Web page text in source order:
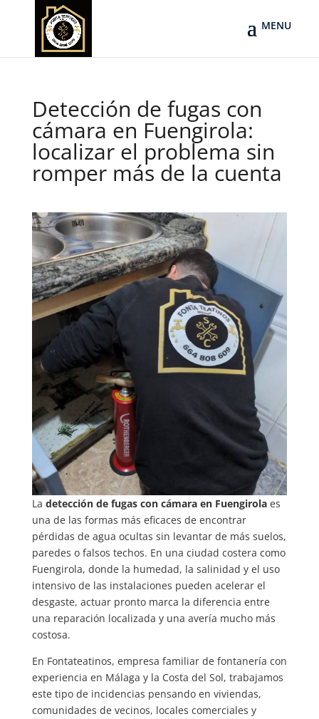
Detección de fugas con
cámara en Fuengirola:
localizar el problema sin
romper más de la cuenta
La detección de fugas con cámara en Fuengirolaes
una de las formas más eficaces de encontrar
pérdidas de agua ocultas sin levantar de más suelos,
paredes o falsos techos. En una ciudad costera como
Fuengirola, donde la humedad, la salinidad y el uso
intensivo de las instalaciones pueden acelerar el
desgaste, actuar pronto marca la diferencia entre
una reparación localizada y una avería mucho más
costosa.
En Fontateatinos, empresa familiar de fontanería con
experiencia en Málaga y la Costa del Sol, trabajamos
este tipo de incidencias pensando en viviendas,
comunidades de vecinos, locales comerciales y